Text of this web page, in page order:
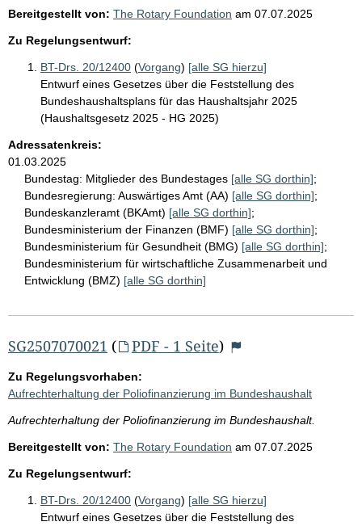
Bereitgestellt von: The Rotary Foundation am 07.07.2025
Zu Regelungsentwurf:
BT-Drs. 20/12400 (Vorgang) [alle SG hierzu]
Entwurf eines Gesetzes über die Feststellung des
Bundeshaushaltsplans für das Haushaltsjahr 2025
(Haushaltsgesetz 2025 - HG 2025)
Adressatenkreis:
01.03.2025
Bundestag: Mitglieder des Bundestages [alle SG dorthin];
Bundesregierung: Auswärtiges Amt (AA) [alle SG dorthin];
Bundeskanzleramt (BKAmt) [alle SG dorthin];
Bundesministerium der Finanzen (BMF) [alle SG dorthin];
Bundesministerium für Gesundheit (BMG) [alle SG dorthin];
Bundesministerium für wirtschaftliche Zusammenarbeit und
Entwicklung (BMZ) [alle SG dorthin]
SG2507070021 ( PDF - 1 Seite)
Zu Regelungsvorhaben:
Aufrechterhaltung der Poliofinanzierung im Bundeshaushalt
Aufrechterhaltung der Poliofinanzierung im Bundeshaushalt.
Bereitgestellt von: The Rotary Foundation am 07.07.2025
Zu Regelungsentwurf:
BT-Drs. 20/12400 (Vorgang) [alle SG hierzu]
Entwurf eines Gesetzes über die Feststellung des